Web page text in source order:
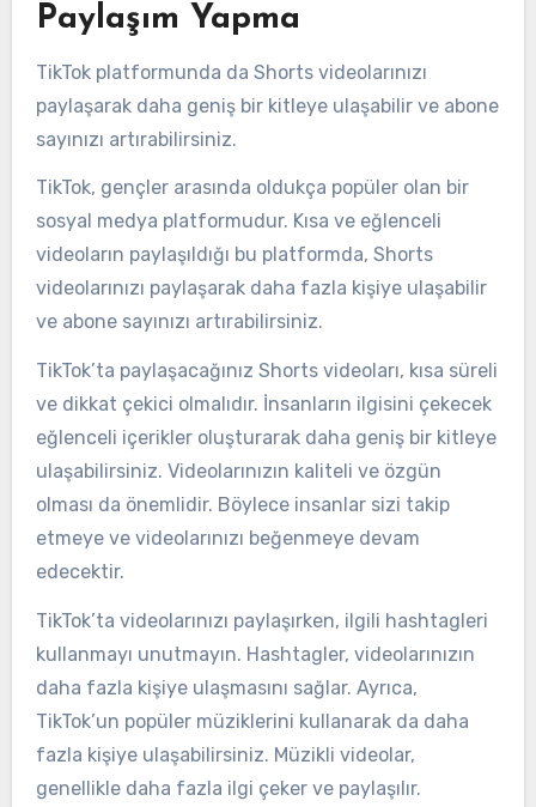
Paylaşım Yapma
TikTok platformunda da Shorts videolarınızı
paylaşarak daha geniş bir kitleye ulaşabilir ve abone
sayınızı artırabilirsiniz.
TikTok, gençler arasında oldukça popüler olan bir
sosyal medya platformudur. Kısa ve eğlenceli
videoların paylaşıldığı bu platformda, Shorts
videolarınızı paylaşarak daha fazla kişiye ulaşabilir
ve abone sayınızı artırabilirsiniz.
TikTok’ta paylaşacağınız Shorts videoları, kısa süreli
ve dikkat çekici olmalıdır. İnsanların ilgisini çekecek
eğlenceli içerikler oluşturarak daha geniş bir kitleye
ulaşabilirsiniz. Videolarınızın kaliteli ve özgün
olması da önemlidir. Böylece insanlar sizi takip
etmeye ve videolarınızı beğenmeye devam
edecektir.
TikTok’ta videolarınızı paylaşırken, ilgili hashtagleri
kullanmayı unutmayın. Hashtagler, videolarınızın
daha fazla kişiye ulaşmasını sağlar. Ayrıca,
TikTok’un popüler müziklerini kullanarak da daha
fazla kişiye ulaşabilirsiniz. Müzikli videolar,
genellikle daha fazla ilgi çeker ve paylaşılır.